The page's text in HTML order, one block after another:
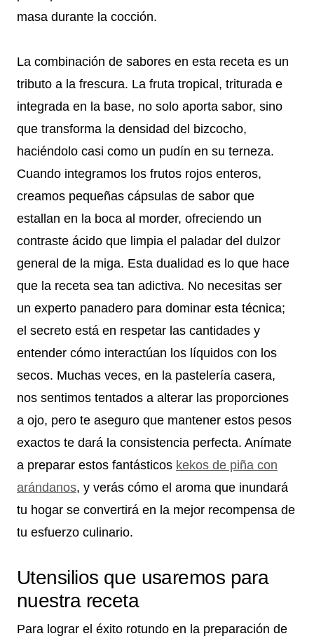
masa durante la cocción.
La combinación de sabores en esta receta es un
tributo a la frescura. La fruta tropical, triturada e
integrada en la base, no solo aporta sabor, sino
que transforma la densidad del bizcocho,
haciéndolo casi como un pudín en su terneza.
Cuando integramos los frutos rojos enteros,
creamos pequeñas cápsulas de sabor que
estallan en la boca al morder, ofreciendo un
contraste ácido que limpia el paladar del dulzor
general de la miga. Esta dualidad es lo que hace
que la receta sea tan adictiva. No necesitas ser
un experto panadero para dominar esta técnica;
el secreto está en respetar las cantidades y
entender cómo interactúan los líquidos con los
secos. Muchas veces, en la pastelería casera,
nos sentimos tentados a alterar las proporciones
a ojo, pero te aseguro que mantener estos pesos
exactos te dará la consistencia perfecta. Anímate
a preparar estos fantásticos kekos de piña con
arándanos, y verás cómo el aroma que inundará
tu hogar se convertirá en la mejor recompensa de
tu esfuerzo culinario.
Utensilios que usaremos para
nuestra receta
Para lograr el éxito rotundo en la preparación de